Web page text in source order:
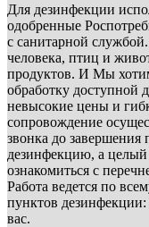
Для дезинфекции
одобренные
с санитарной
человека, птиц и
продуктов. И Мы
обработку доступной
невысокие цены и
сопровождение
звонка до
дезинфекцию, а целый
ознакомиться с
Работа ведется по
пунктов
вас.